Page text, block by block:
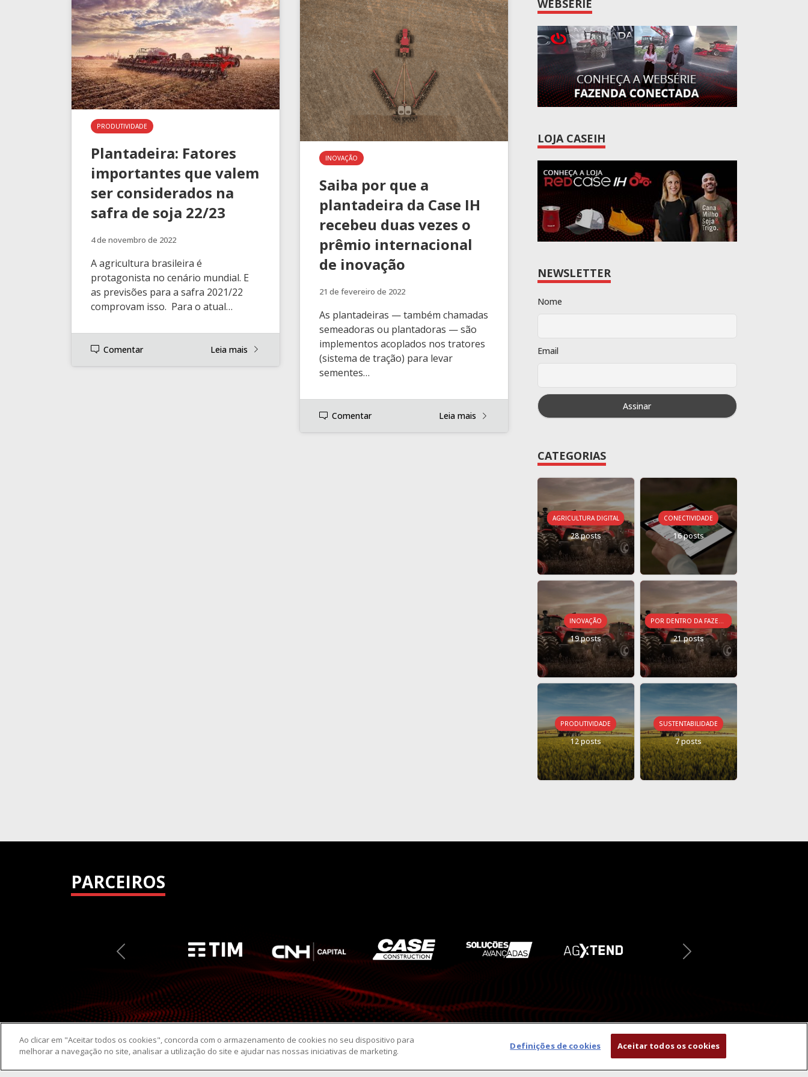
PRODUTIVIDADE
Plantadeira: Fatores
importantes que valem
ser considerados na
safra de soja 22/23
4 de novembro de 2022
A agricultura brasileira é
protagonista no cenário mundial. E
as previsões para a safra 2021/22
comprovam isso. Para o atual…
Comentar Leia mais
INOVAÇÃO
Saiba por que a
plantadeira da Case IH
recebeu duas vezes o
prêmio internacional
de inovação
21 de fevereiro de 2022
As plantadeiras — também chamadas
semeadoras ou plantadoras — são
implementos acoplados nos tratores
(sistema de tração) para levar
sementes…
Comentar Leia mais
WEBSÉRIE
LOJA CASEIH
NEWSLETTER
Nome
Email
CATEGORIAS
AGRICULTURA DIGITAL
28 posts
CONECTIVIDADE
16 posts
INOVAÇÃO
19 posts 21 posts
PRODUTIVIDADE
12 posts
SUSTENTABILIDADE
7 posts
PARCEIROS
Previous Next
Ao clicar em "Aceitar todos os cookies", concorda com o armazenamento de cookies no seu dispositivo para
melhorar a navegação no site, analisar a utilização do site e ajudar nas nossas iniciativas de marketing.
Definições de cookies Aceitar todos os cookies